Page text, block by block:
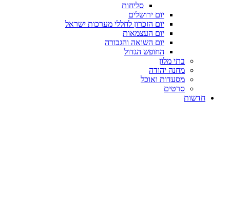
סליחות
יום ירושלים
יום הזכרון לחללי מערכות ישראל
יום העצמאות
יום השואה והגבורה
החופש הגדול
בתי מלון
מחנה יהודה
מסעדות ואוכל
סרטים
חדשות